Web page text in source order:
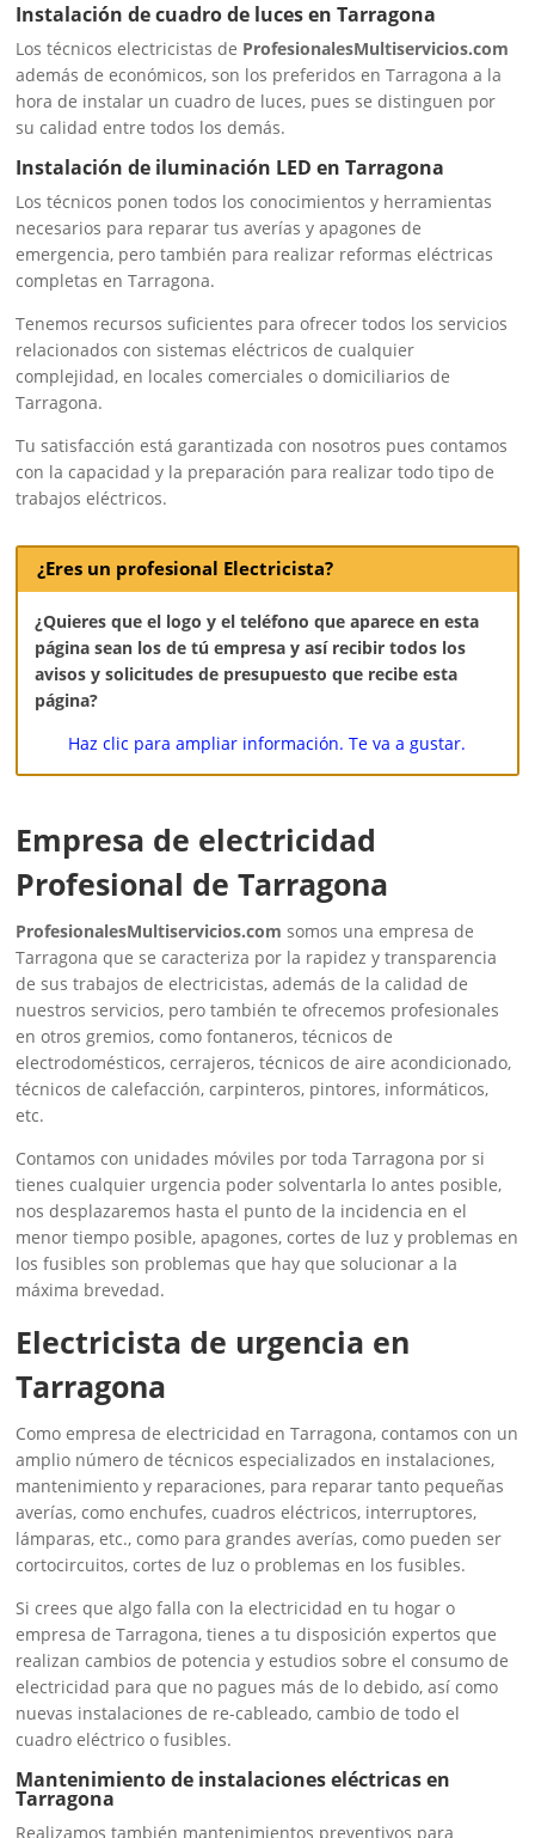
Instalación de cuadro de luces en Tarragona
Los técnicos electricistas de ProfesionalesMultiservicios.com
además de económicos, son los preferidos en Tarragona a la
hora de instalar un cuadro de luces, pues se distinguen por
su calidad entre todos los demás.
Instalación de iluminación LED en Tarragona
Los técnicos ponen todos los conocimientos y herramientas
necesarios para reparar tus averías y apagones de
emergencia, pero también para realizar reformas eléctricas
completas en Tarragona.
Tenemos recursos suficientes para ofrecer todos los servicios
relacionados con sistemas eléctricos de cualquier
complejidad, en locales comerciales o domiciliarios de
Tarragona.
Tu satisfacción está garantizada con nosotros pues contamos
con la capacidad y la preparación para realizar todo tipo de
trabajos eléctricos.
¿Eres un profesional Electricista?
¿Quieres que el logo y el teléfono que aparece en esta
página sean los de tú empresa y así recibir todos los
avisos y solicitudes de presupuesto que recibe esta
página?
Haz clic para ampliar información. Te va a gustar.
Empresa de electricidad
Profesional de Tarragona
ProfesionalesMultiservicios.com somos una empresa de
Tarragona que se caracteriza por la rapidez y transparencia
de sus trabajos de electricistas, además de la calidad de
nuestros servicios, pero también te ofrecemos profesionales
en otros gremios, como fontaneros, técnicos de
electrodomésticos, cerrajeros, técnicos de aire acondicionado,
técnicos de calefacción, carpinteros, pintores, informáticos,
etc.
Contamos con unidades móviles por toda Tarragona por si
tienes cualquier urgencia poder solventarla lo antes posible,
nos desplazaremos hasta el punto de la incidencia en el
menor tiempo posible, apagones, cortes de luz y problemas en
los fusibles son problemas que hay que solucionar a la
máxima brevedad.
Electricista de urgencia en
Tarragona
Como empresa de electricidad en Tarragona, contamos con un
amplio número de técnicos especializados en instalaciones,
mantenimiento y reparaciones, para reparar tanto pequeñas
averías, como enchufes, cuadros eléctricos, interruptores,
lámparas, etc., como para grandes averías, como pueden ser
cortocircuitos, cortes de luz o problemas en los fusibles.
Si crees que algo falla con la electricidad en tu hogar o
empresa de Tarragona, tienes a tu disposición expertos que
realizan cambios de potencia y estudios sobre el consumo de
electricidad para que no pagues más de lo debido, así como
nuevas instalaciones de re-cableado, cambio de todo el
cuadro eléctrico o fusibles.
Mantenimiento de instalaciones eléctricas en
Tarragona
Realizamos también mantenimientos preventivos para